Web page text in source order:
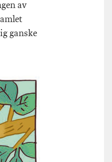
av
ganske